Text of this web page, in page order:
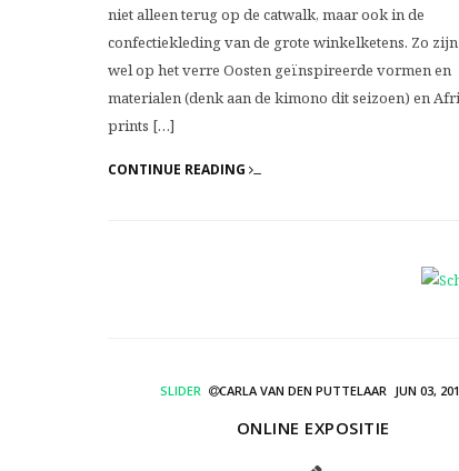
niet alleen terug op de catwalk, maar ook in de
confectiekleding van de grote winkelketens. Zo
wel op het verre Oosten geïnspireerde vormen en
materialen (denk aan de kimono dit seizoen) en
prints […]
CONTINUE READING
SLIDER CARLA VAN DEN PUTTELAAR JUN 03,
ONLINE EXPOSITIE